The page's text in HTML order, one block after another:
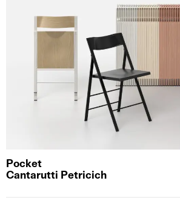
Pocket
Cantarutti Petricich